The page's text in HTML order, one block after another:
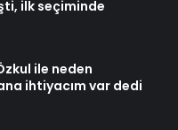
ilk seçiminde
ile neden
ihtiyacım var dedi